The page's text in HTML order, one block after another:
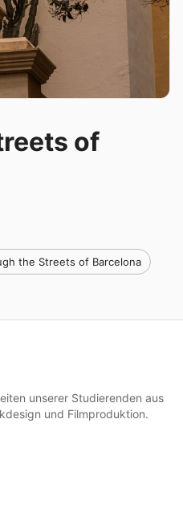
of
the Streets of Barcelona
unserer Studierenden aus
und Filmproduktion.